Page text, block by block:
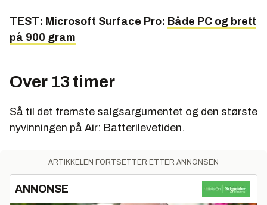
TEST: Microsoft Surface Pro: Både PC og brett
på 900 gram
Over 13 timer
Så til det fremste salgsargumentet og den største
nyvinningen på Air: Batterilevetiden.
ARTIKKELEN FORTSETTER ETTER ANNONSEN
ANNONSE